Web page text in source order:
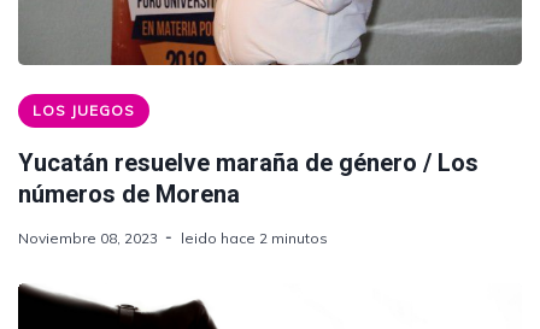
LOS JUEGOS
Yucatán resuelve maraña de género / Los
números de Morena
Noviembre 08, 2023 leido hace 2 minutos